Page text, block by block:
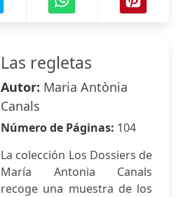
Las regletas
Autor: Maria Antònia
Canals
Número de Páginas: 104
La colección Los Dossiers de
María Antonia Canals
recoge una muestra de los